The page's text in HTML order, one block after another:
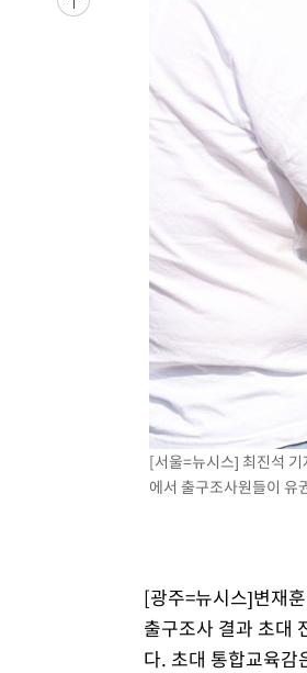
[서울=뉴시스] 최진석
에서 출구조사원들이
[광주=뉴시스]변재
출구조사 결과 초대
다. 초대 통합교육감